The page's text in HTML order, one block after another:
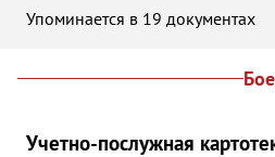
Упоминается в 19 документах
Учетно-послужная